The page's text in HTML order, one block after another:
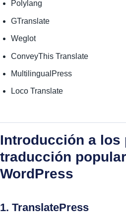
Polylang
GTranslate
Weglot
ConveyThis Translate
MultilingualPress
Loco Translate
Introducción a los
traducción
WordPress
1. TranslatePress